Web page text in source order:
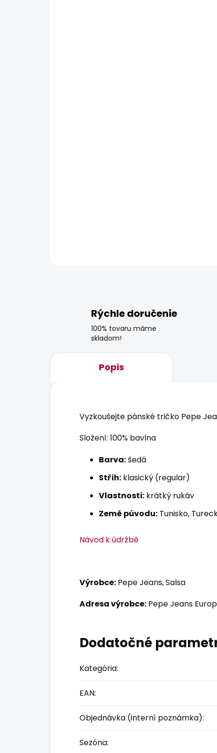
Rýchle doručenie
100% tovaru máme
skladom!
Popis
Vyzkoušejte pánské tričko Pepe
Složení: 100% bavlna
Barva:šedá
Střih: klasický (regular)
Vlastnosti: krátký rukáv
Země původu: Tunisko,
Návod k údržbě
Výrobce: Pepe Jeans, Salsa
Adresa výrobce: Pepe Jeans
Dodatočné
Kategória:
EAN:
Objednávka (interní poznámka):
Sezóna: